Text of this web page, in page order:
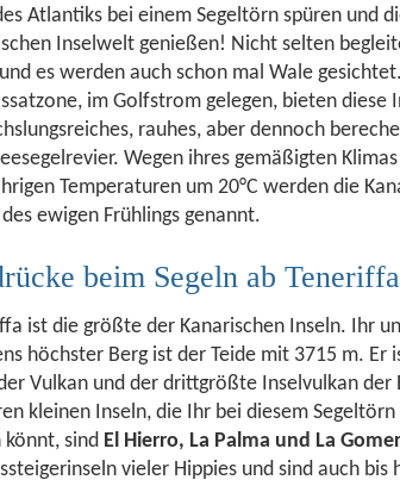
Atlantiks bei einem Segeltörn spüren und
Inselwelt genießen! Nicht selten
es werden auch schon mal Wale
im Golfstrom gelegen, bieten diese
rauhes, aber dennoch
Wegen ihres gemäßigten
Temperaturen um 20°C werden die
ewigen Frühlings genannt.
beim Segeln ab Teneriffa
ist die größte der Kanarischen Inseln. Ihr
höchster Berg ist der Teide mit 3715 m. Er
Vulkan und der drittgrößte Inselvulkan der
kleinen Inseln, die Ihr bei diesem Segeltörn
könnt, sind El Hierro, La Palma und La
vieler Hippies und sind auch bis